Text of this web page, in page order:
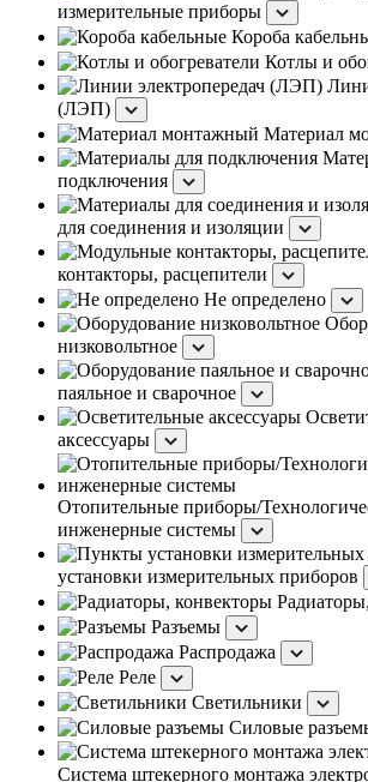
измерительные приборы
Короба
Котлы и
(ЛЭП)
Материал
подключения
для соединения и изоляции
контакторы, расцепители
Не определено
низковольтное
паяльное и сварочное
аксессуары
Отопительные приборы/
инженерные системы
установки измерительных приборов
Разъемы
Распродажа
Реле
Светильники
Силовые
Система штекерного монтажа